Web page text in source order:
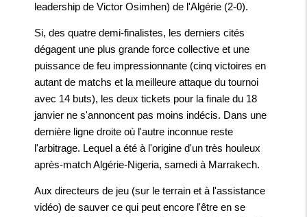
leadership de Victor Osimhen) de l'Algérie (2-0).
Si, des quatre demi-finalistes, les derniers cités
dégagent une plus grande force collective et une
puissance de feu impressionnante (cinq victoires en
autant de matchs et la meilleure attaque du tournoi
avec 14 buts), les deux tickets pour la finale du 18
janvier ne s'annoncent pas moins indécis. Dans une
dernière ligne droite où l'autre inconnue reste
l'arbitrage. Lequel a été à l'origine d'un très houleux
après-match Algérie-Nigeria, samedi à Marrakech.
Aux directeurs de jeu (sur le terrain et à l'assistance
vidéo) de sauver ce qui peut encore l'être en se